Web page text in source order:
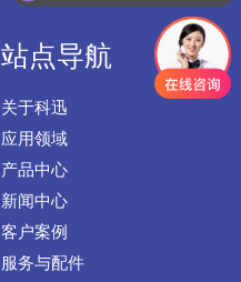
站点导航
关于科迅
应用领域
产品中心
新闻中心
客户案例
服务与配件